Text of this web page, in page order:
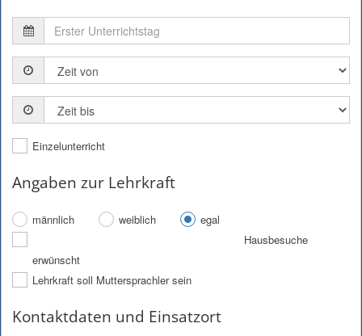
Einzelunterricht
Angaben zur Lehrkraft
männlich weiblich
egal
Hausbesuche
erwünscht
Lehrkraft soll Muttersprachler sein
Kontaktdaten und Einsatzort